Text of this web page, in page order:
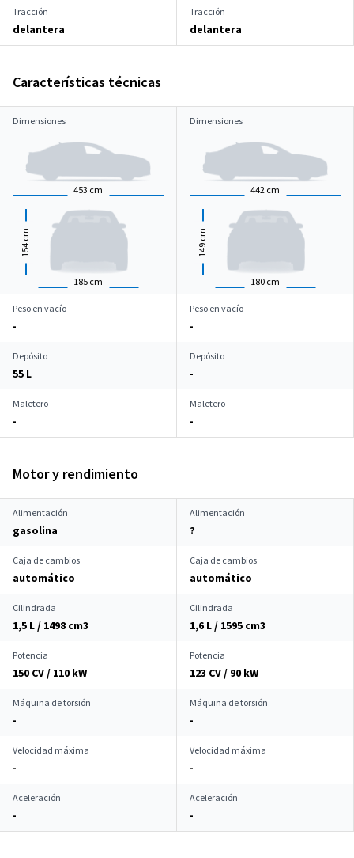
Tracción
delantera
Tracción
delantera
Características técnicas
Dimensiones
453 cm
185 cm
154
cm
Dimensiones
442 cm
180 cm
149
cm
Peso en vacío
-
Peso en vacío
-
Depósito
55 L
Depósito
-
Maletero
-
Maletero
-
Motor y rendimiento
Alimentación
gasolina
Alimentación
?
Caja de cambios
automático
Caja de cambios
automático
Cilindrada
1,5 L / 1498 cm3
Cilindrada
1,6 L / 1595 cm3
Potencia
150 CV / 110 kW
Potencia
123 CV / 90 kW
Máquina de torsión
-
Máquina de torsión
-
Velocidad máxima
-
Velocidad máxima
-
Aceleración
-
Aceleración
-